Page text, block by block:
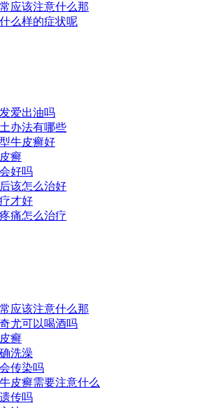
应该注意什么那
么样的症状呢
爱出油吗
办法有哪些
牛皮癣好
癣
好吗
该怎么治好
才好
痛怎么治疗
应该注意什么那
尤可以喝酒吗
癣
洗澡
传染吗
皮癣需要注意什么
传吗